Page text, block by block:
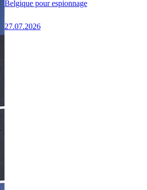
Belgique pour espionnage
27.07.2026